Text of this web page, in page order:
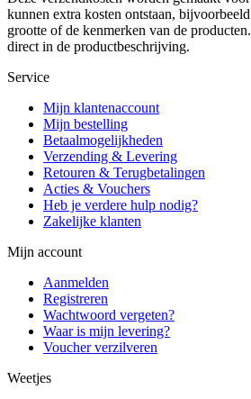
kunnen extra kosten ontstaan,
grootte of de kenmerken van de
direct in de productbeschrijving.
Service
Mijn klantenaccount
Mijn bestelling
Betaalmogelijkheden
Verzending & Levering
Retouren & Terugbetalingen
Acties & Vouchers
Heb je verdere hulp nodig?
Zakelijke klanten
Mijn account
Aanmelden
Registreren
Wachtwoord vergeten?
Waar is mijn levering?
Voucher verzilveren
Weetjes